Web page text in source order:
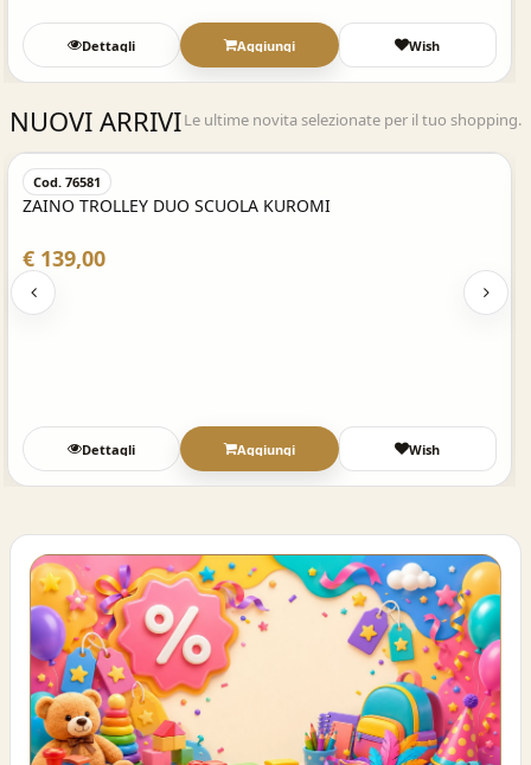
Dettagli Aggiungi Wish
NUOVI ARRIVILe ultime novita selezionate per il tuo shopping.
Acquisto Veloce
Cod. 76581
ZAINO TROLLEY DUO SCUOLA KUROMI
€ 139,00
Dettagli Aggiungi Wish